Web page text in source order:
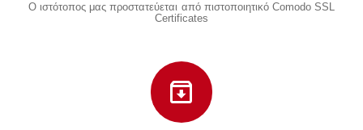
Ο ιστότοπος μας προστατεύεται από πιστοποιητικό Comodo SSL
Certificates